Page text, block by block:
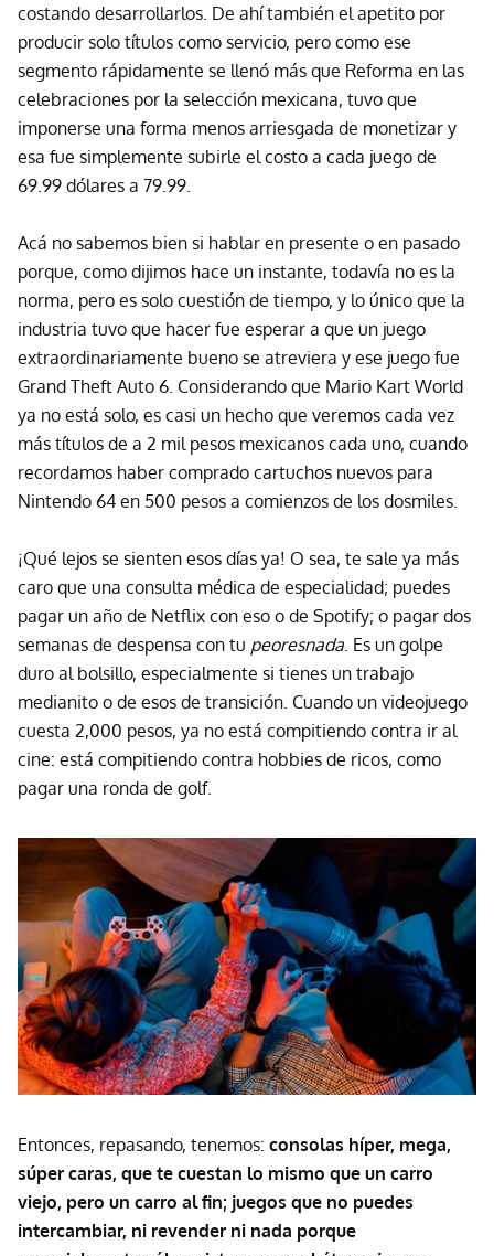
costando desarrollarlos. De ahí también el apetito por
producir solo títulos como servicio, pero como ese
segmento rápidamente se llenó más que Reforma en las
celebraciones por la selección mexicana, tuvo que
imponerse una forma menos arriesgada de monetizar y
esa fue simplemente subirle el costo a cada juego de
69.99 dólares a 79.99.
Acá no sabemos bien si hablar en presente o en pasado
porque, como dijimos hace un instante, todavía no es la
norma, pero es solo cuestión de tiempo, y lo único que la
industria tuvo que hacer fue esperar a que un juego
extraordinariamente bueno se atreviera y ese juego fue
Grand Theft Auto 6. Considerando que Mario Kart World
ya no está solo, es casi un hecho que veremos cada vez
más títulos de a 2 mil pesos mexicanos cada uno, cuando
recordamos haber comprado cartuchos nuevos para
Nintendo 64 en 500 pesos a comienzos de los dosmiles.
¡Qué lejos se sienten esos días ya! O sea, te sale ya más
caro que una consulta médica de especialidad; puedes
pagar un año de Netflix con eso o de Spotify; o pagar dos
semanas de despensa con tu peoresnada . Es un golpe
duro al bolsillo, especialmente si tienes un trabajo
medianito o de esos de transición. Cuando un videojuego
cuesta 2,000 pesos, ya no está compitiendo contra ir al
cine: está compitiendo contra hobbies de ricos, como
pagar una ronda de golf.
Entonces, repasando, tenemos: consolas híper, mega,
súper caras, que te cuestan lo mismo que un carro
viejo, pero un carro al fin; juegos que no puedes
intercambiar, ni revender ni nada porque